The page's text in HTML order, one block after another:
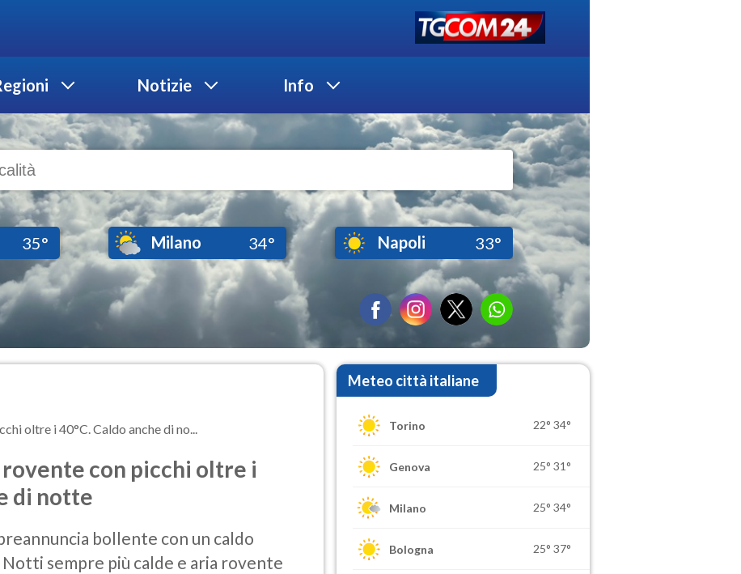
Notizie Info
35° Milano 34° Napoli 33°
oltre i 40°C. Caldo anche di no...
con picchi oltre i
di notte
bollente con un caldo
Notti sempre più calde e aria rovente
Meteo città italiane
Torino 22° 34°
Genova 25° 31°
Milano 25° 34°
Bologna 25° 37°